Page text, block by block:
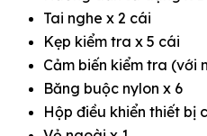
Tai nghe x 2 cái
Kẹp kiểm tra x 5 cái
Cảm biến kiểm tra (với
Băng buộc nylon x 6
Hộp điều khiển thiết bị